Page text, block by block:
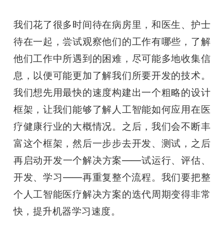
我们花了很多时间待在病房里，和医生、护士
待在一起，尝试观察他们的工作有哪些，了解
他们工作中所遇到的困难，尽可能多地收集信
息，以便可能更加了解我们所要开发的技术。
我们想先用最快的速度构建出一个粗略的设计
框架，让我们能够了解人工智能如何应用在医
疗健康行业的大概情况。之后，我们会不断丰
富这个框架，然后一步步去开发、测试，之后
再启动开发一个解决方案——试运行、评估、
开发、学习——再重复整个流程。我们要把整
个人工智能医疗解决方案的迭代周期变得非常
快，提升机器学习速度。